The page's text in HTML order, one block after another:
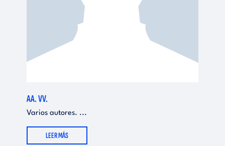
AA. VV.
Varios autores. ...
LEER MÁS